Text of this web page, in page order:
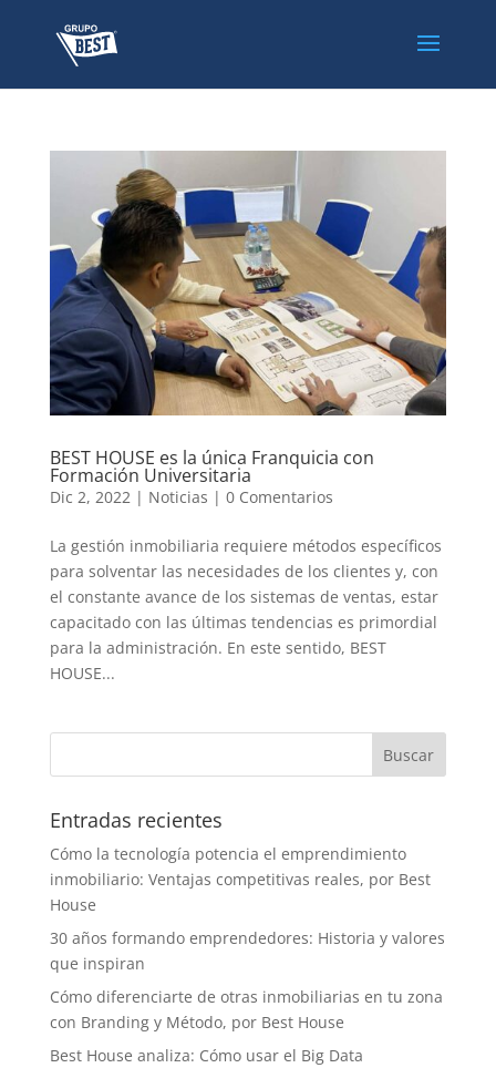
BEST HOUSE es la única Franquicia con
Formación Universitaria
Dic 2, 2022| Noticias | 0 Comentarios
La gestión inmobiliaria requiere métodos específicos
para solventar las necesidades de los clientes y, con
el constante avance de los sistemas de ventas, estar
capacitado con las últimas tendencias es primordial
para la administración. En este sentido, BEST
HOUSE...
Entradas recientes
Cómo la tecnología potencia el emprendimiento
inmobiliario: Ventajas competitivas reales, por Best
House
30 años formando emprendedores: Historia y valores
que inspiran
Cómo diferenciarte de otras inmobiliarias en tu zona
con Branding y Método, por Best House
Best House analiza: Cómo usar el Big Data